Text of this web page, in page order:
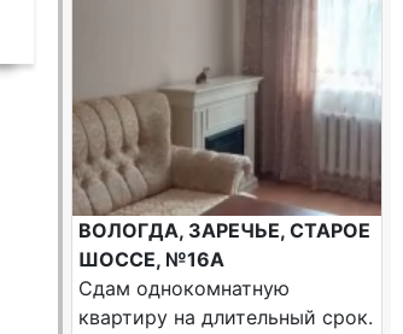
ВОЛОГДА, ЗАРЕЧЬЕ, СТАРОЕ
ШОССЕ, №16А
Сдам однокомнатную
квартиру на длительный срок.